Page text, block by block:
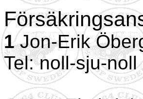
1Jon-Erik
Tel: noll-sju-